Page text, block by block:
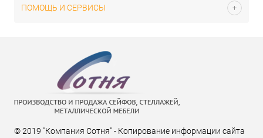
ПОМОЩЬ И СЕРВИСЫ
© 2019 "Компания Сотня" - Копирование информации сайта